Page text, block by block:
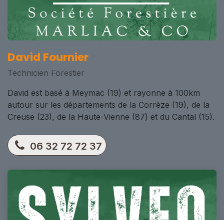
David Fournier
Technicien Forestier
David est basé à Meymac (19) et rayonne à 100km
autour sur les départements de la Corrèze (19), de la
Creuse (23), de la Haute-Vienne (87) et du Cantal (15).
06 32 72 72 37